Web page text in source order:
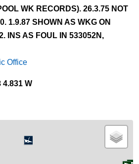
WK RECORDS). 26.3.75 NOT
1.9.87 SHOWN AS WKG ON
INS AS FOUL IN 533052N,
Office
4.831 W